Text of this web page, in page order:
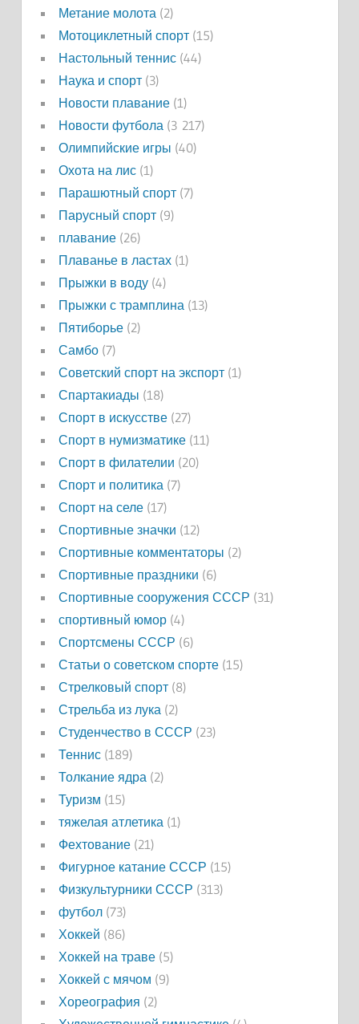
Метание молота(2)
Мотоциклетный спорт(15)
Настольный теннис(44)
Наука и спорт(3)
Новости плавание(1)
Новости футбола(3 217)
Олимпийские игры (40)
Охота на лис(1)
Парашютный спорт(7)
Парусный спорт(9)
плавание(26)
Плаванье в ластах(1)
Прыжки в воду(4)
Прыжки с трамплина(13)
Пятиборье(2)
Самбо(7)
Советский спорт на экспорт(1)
Спартакиады (18)
Спорт в искусстве(27)
Спорт в нумизматике(11)
Спорт в филателии (20)
Спорт и политика(7)
Спорт на селе(17)
Спортивные значки (12)
Спортивные комментаторы (2)
Спортивные праздники (6)
Спортивные сооружения СССР (31)
спортивный юмор(4)
Спортсмены СССР (6)
Статьи о советском спорте(15)
Стрелковый спорт(8)
Стрельба из лука(2)
Студенчество в СССР (23)
Теннис(189)
Толкание ядра(2)
Туризм (15)
тяжелая атлетика(1)
Фехтование(21)
Фигурное катание СССР (15)
Физкультурники СССР (313)
футбол(73)
Хоккей (86)
Хоккей на траве(5)
Хоккей с мячом (9)
Хореография (2)